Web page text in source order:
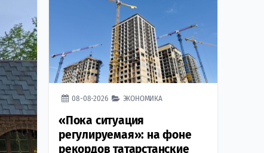
08-08-2026 ЭКОНОМИКА
«Пока ситуация
регулируемая»: на фоне
рекордов татарстанские